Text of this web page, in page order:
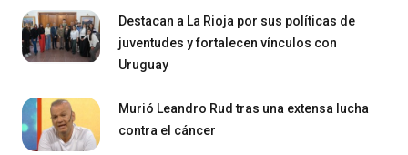
Destacan a La Rioja por sus políticas de
juventudes y fortalecen vínculos con
Uruguay
Murió Leandro Rud tras una extensa lucha
contra el cáncer